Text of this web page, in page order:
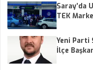
Saray’da
TEK
Yeni Parti
İlçe